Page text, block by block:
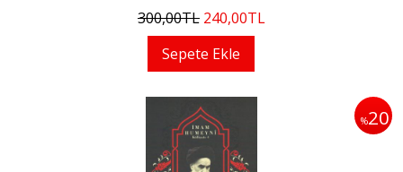
300,00TL 240,00TL
Sepete Ekle
%20